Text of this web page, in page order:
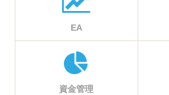
EA
資金管理